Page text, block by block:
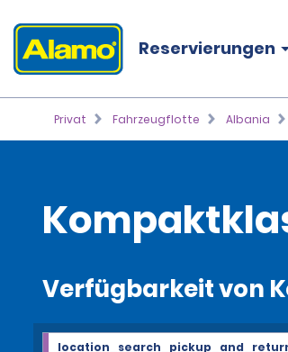
Reservierungen
Privat Fahrzeugflotte Albania
Verfügbarkeit von